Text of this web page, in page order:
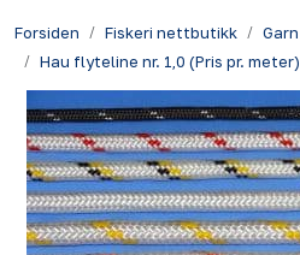
Forsiden Fiskeri nettbutikk Garn
Hau flyteline nr. 1,0 (Pris pr. meter)
Havbruk
Aktuelt
Om oss
Kontakt